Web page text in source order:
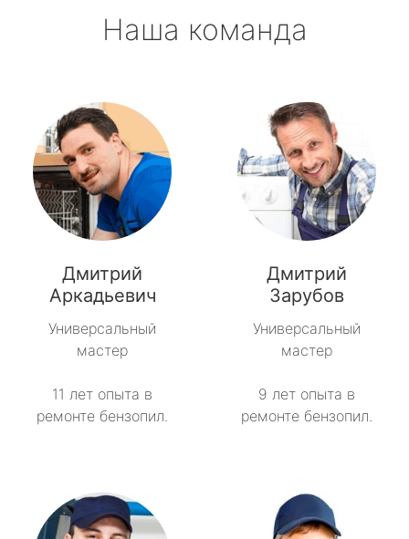
Наша команда
Дмитрий
Аркадьевич
Универсальный
мастер
11 лет опыта в
ремонте бензопил.
Дмитрий
Зарубов
Универсальный
мастер
9 лет опыта в
ремонте бензопил.